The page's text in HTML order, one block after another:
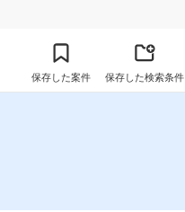
保存した案件 保存した検索条件